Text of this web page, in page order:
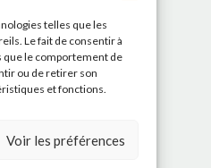
telles que les
Le fait de consentir à
que le comportement de
ou de retirer son
et fonctions.
Voir les préférences